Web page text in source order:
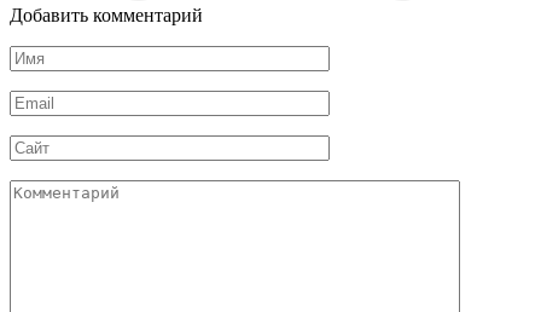
Добавить комментарий
Имя
*
Email
*
Сайт
Комментарий